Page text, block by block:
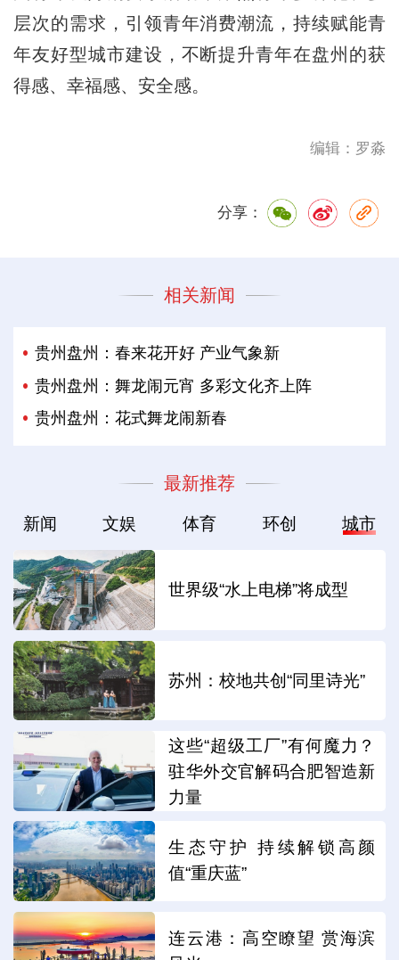
层次的需求，引领青年消费潮流，持续赋能青
年友好型城市建设，不断提升青年在盘州的获
得感、幸福感、安全感。
编辑：罗淼
分享：
相关新闻
贵州盘州：春来花开好 产业气象新
贵州盘州：舞龙闹元宵 多彩文化齐上阵
贵州盘州：花式舞龙闹新春
最新推荐
新闻 文娱 体育 环创 城市
世界级“水上电梯”将成型
苏州：校地共创“同里诗光”
这些“超级工厂”有何魔力？
驻华外交官解码合肥智造新
力量
生态守护 持续解锁高颜
值“重庆蓝”
连云港：高空瞭望 赏海滨